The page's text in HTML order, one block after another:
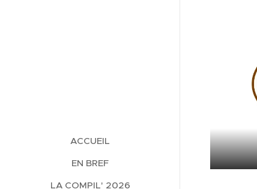
ACCUEIL
EN BREF
LA COMPIL' 2026